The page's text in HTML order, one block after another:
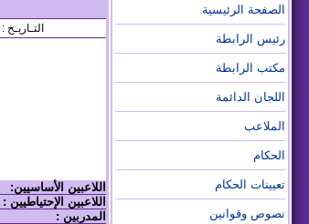
الصفحة الرئيسية
رئيس الرابطة
مكتب الرابطة
اللجان الدائمة
الملاعب
الحكام
تعيينات الحكام
نصوص وقوانين
التـاريـخ :
اللاعبين الأساسيين:
اللاعبين الإحتياطيين :
المدربين :